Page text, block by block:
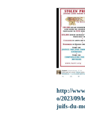
http://
o/2023/09/
juifs-du-